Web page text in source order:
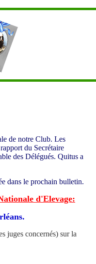
de notre Club. Les
du Secrétaire
des Délégués. Quitus a
dans le prochain bulletin.
d'Elevage:
juges concernés) sur la